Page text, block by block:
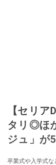
【セリ
タリ◎ほ
ジュ」が
卒業式や入学式